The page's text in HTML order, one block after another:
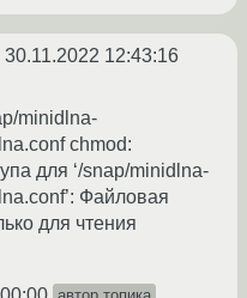
30.11.2022 12:43:16
minidlna-
chmod:
для ‘/snap/minidlna-
Файловая
для чтения